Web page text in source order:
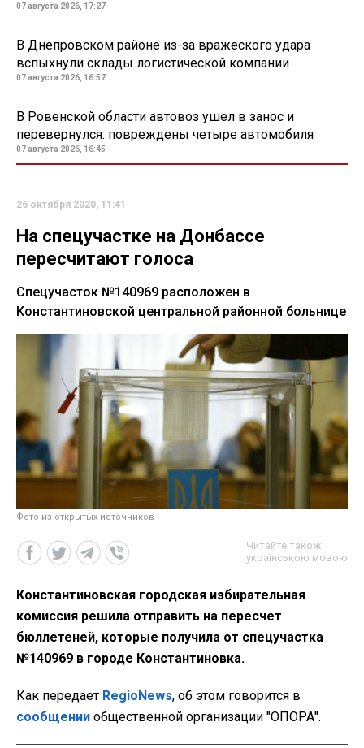
07 августа 2026, 17:27
В Днепровском районе из-за вражеского удара
вспыхнули склады логистической компании
07 августа 2026, 16:57
В Ровенской области автовоз ушел в занос и
перевернулся: повреждены четыре автомобиля
07 августа 2026, 16:45
26 октября 2020, 11:41
На спецучастке на Донбассе
пересчитают голоса
Спецучасток №140969 расположен в
Константиновской центральной районной больнице
Фото из открытых источников
Читайте також
українською мовою
Константиновская городская избирательная
комиссия решила отправить на пересчет
бюллетеней, которые получила от спецучастка
№140969 в городе Константиновка.
Как передает RegioNews, об этом говорится в
сообщении общественной организации "ОПОРА".